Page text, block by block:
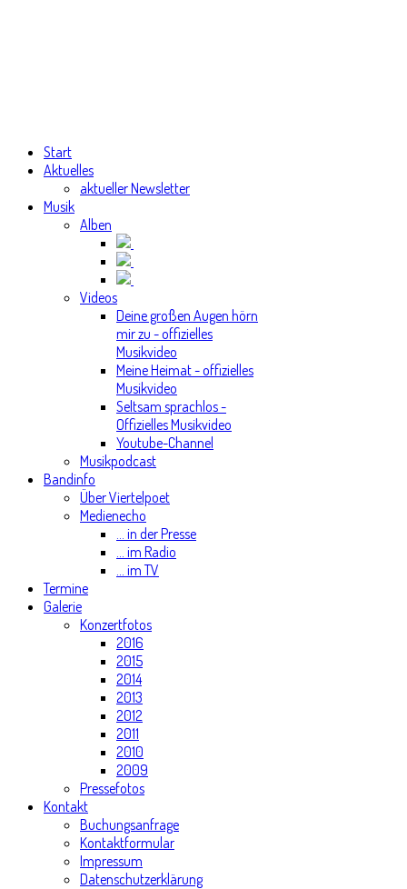
Start
Aktuelles
aktueller Newsletter
Musik
Alben
Videos
Deine großen Augen hörn
mir zu - offizielles
Musikvideo
Meine Heimat - offizielles
Musikvideo
Seltsam sprachlos -
Offizielles Musikvideo
Youtube-Channel
Musikpodcast
Bandinfo
Über Viertelpoet
Medienecho
... in der Presse
... im Radio
... im TV
Termine
Galerie
Konzertfotos
2016
2015
2014
2013
2012
2011
2010
2009
Pressefotos
Kontakt
Buchungsanfrage
Kontaktformular
Impressum
Datenschutzerklärung